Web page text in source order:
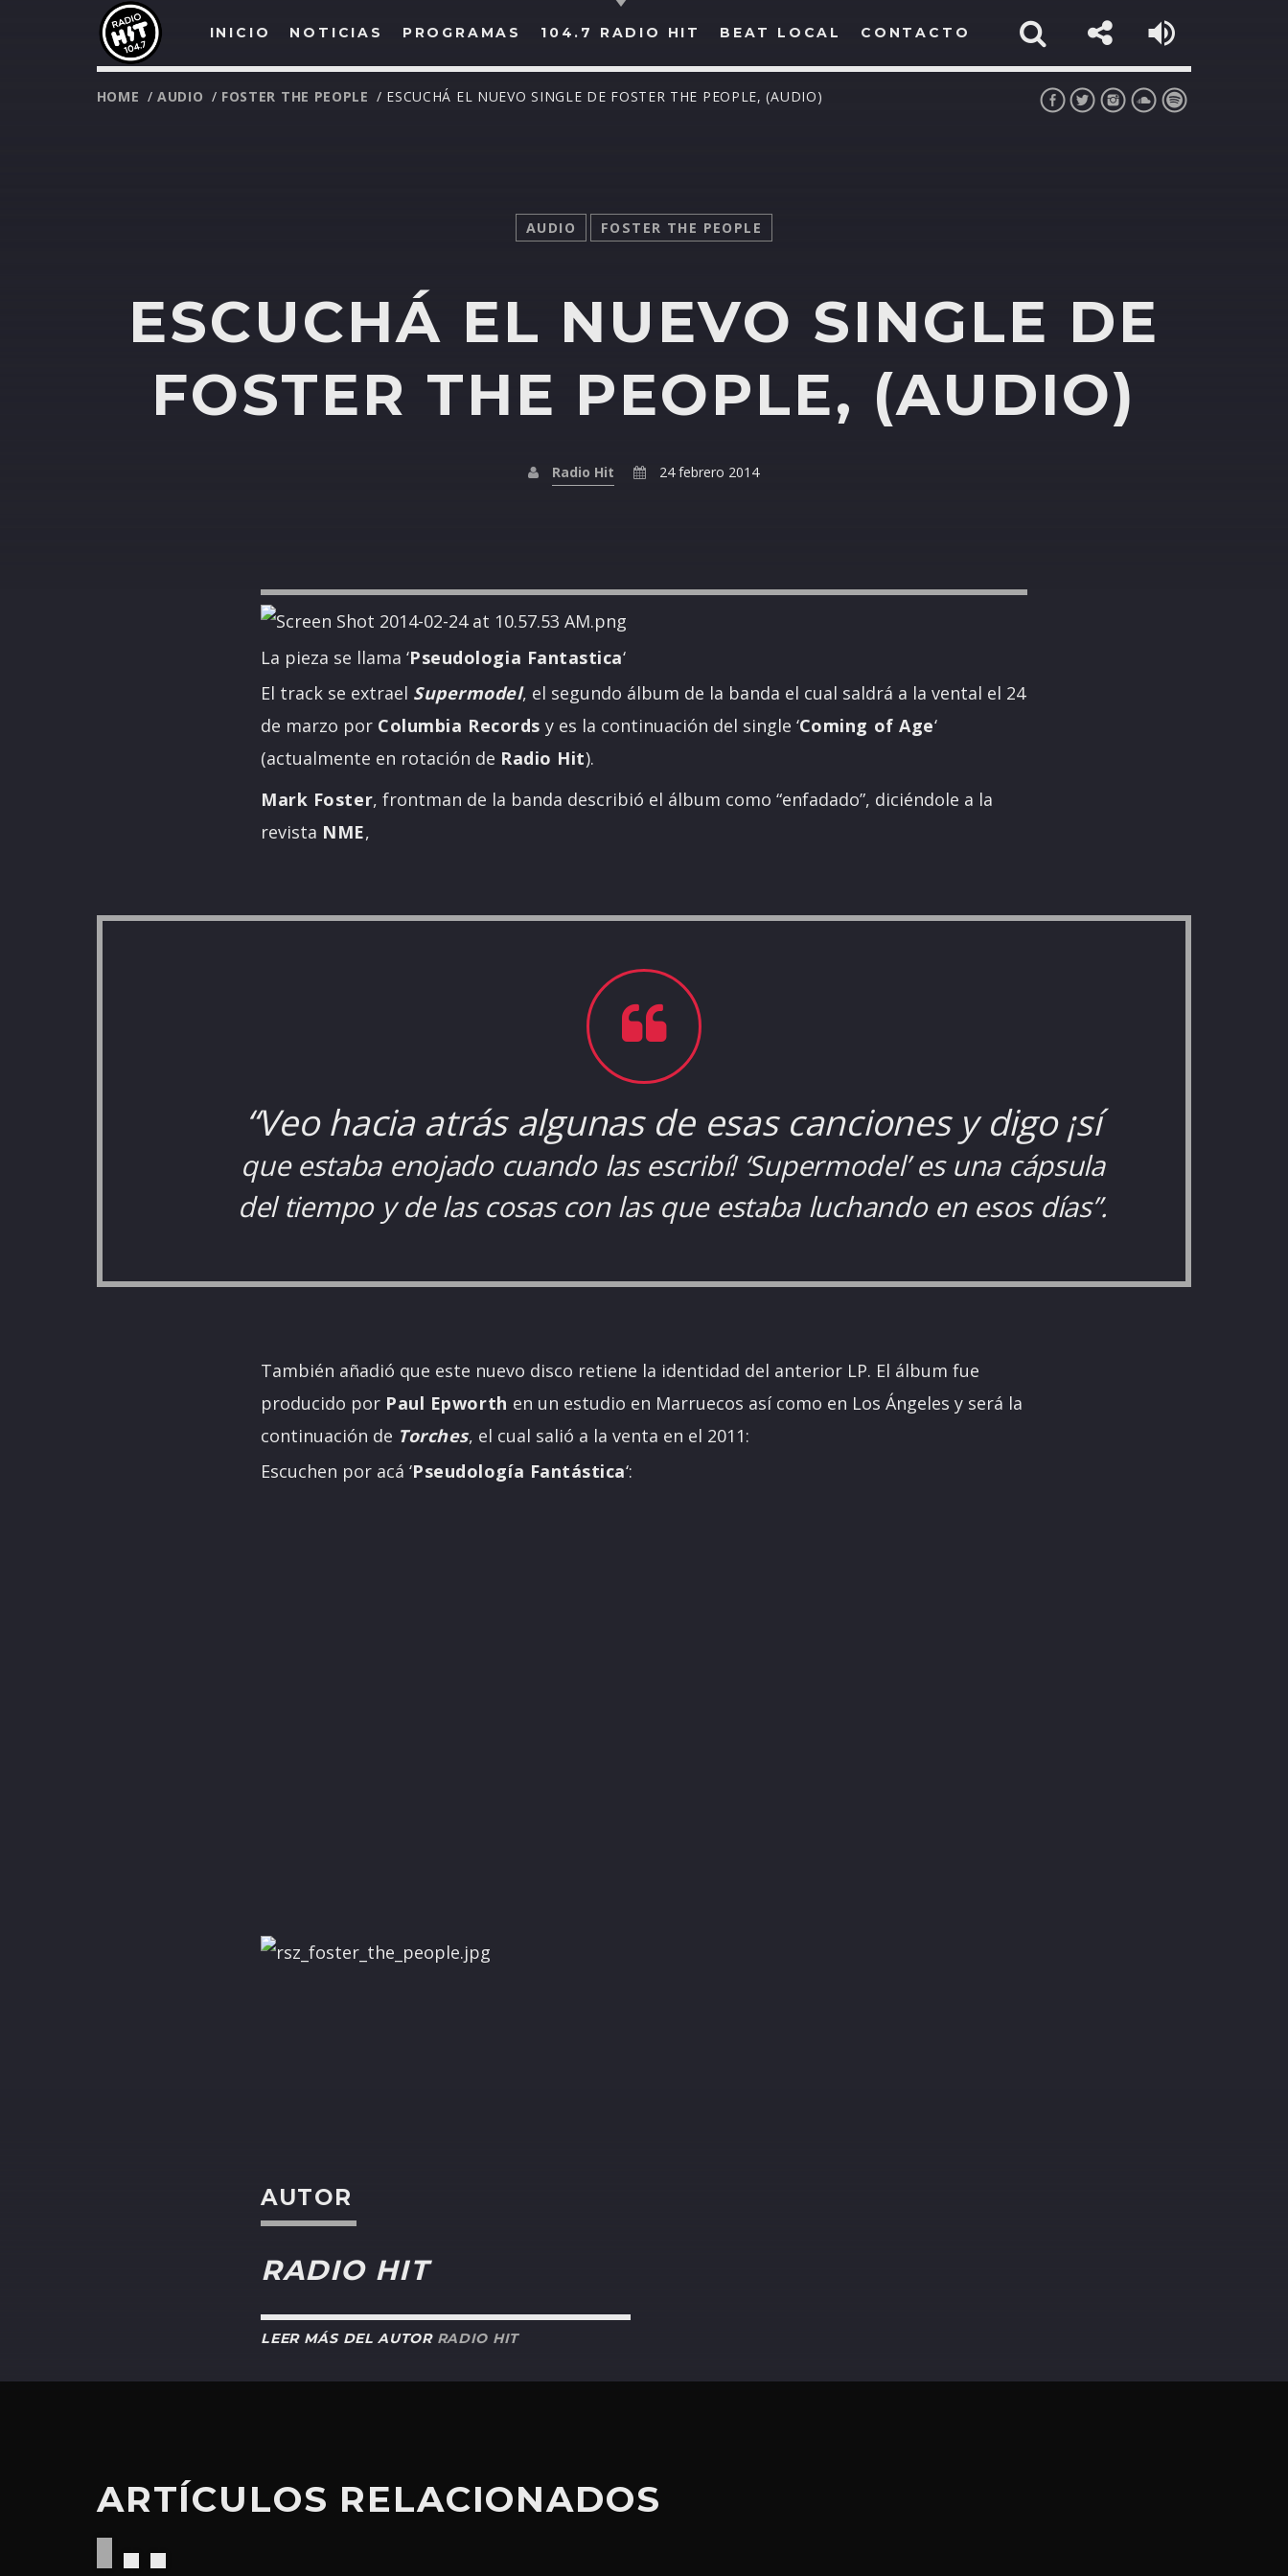
INICIO NOTICIAS PROGRAMAS 104.7 RADIO HIT BEAT LOCAL CONTACTO
BUSCAR EN RADIO HIT
COMPARTE EN...
Twitter Facebook Whatsapp
HOME /AUDIO / FOSTER THE PEOPLE / ESCUCHÁ EL NUEVO SINGLE DE FOSTER THE PEOPLE, (AUDIO)
AUDIO FOSTER THE PEOPLE
ESCUCHÁ EL NUEVO SINGLE DE
FOSTER THE PEOPLE, (AUDIO)
Radio Hit 24 febrero 2014
La pieza se llama ‘Pseudologia Fantastica‘
El track se extrael Supermodel, el segundo álbum de la banda el cual saldrá a la vental el 24
de marzo por Columbia Records y es la continuación del single ‘Coming of Age‘
(actualmente en rotación de Radio Hit).
Mark Foster, frontman de la banda describió el álbum como “enfadado”, diciéndole a la
revista NME,
“Veo hacia atrás algunas de esas canciones y digo ¡sí
que estaba enojado cuando las escribí! ‘Supermodel’ es una cápsula
del tiempo y de las cosas con las que estaba luchando en esos días”.
También añadió que este nuevo disco retiene la identidad del anterior LP. El álbum fue
producido por Paul Epworth en un estudio en Marruecos así como en Los Ángeles y será la
continuación de Torches, el cual salió a la venta en el 2011:
Escuchen por acá ‘Pseudología Fantástica‘:
AUTOR
RADIO HIT
LEER MÁS DEL AUTOR RADIO HIT
ARTÍCULOS RELACIONADOS